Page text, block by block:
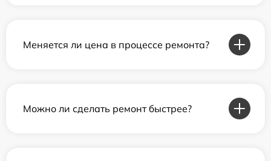
Меняется ли цена в процессе ремонта?
Можно ли сделать ремонт быстрее?